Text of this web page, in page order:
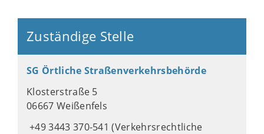
Zuständige Stelle
SG Örtliche Straßenverkehrsbehörde
Klosterstraße 5
06667 Weißenfels
+49 3443 370-541 (Verkehrsrechtliche